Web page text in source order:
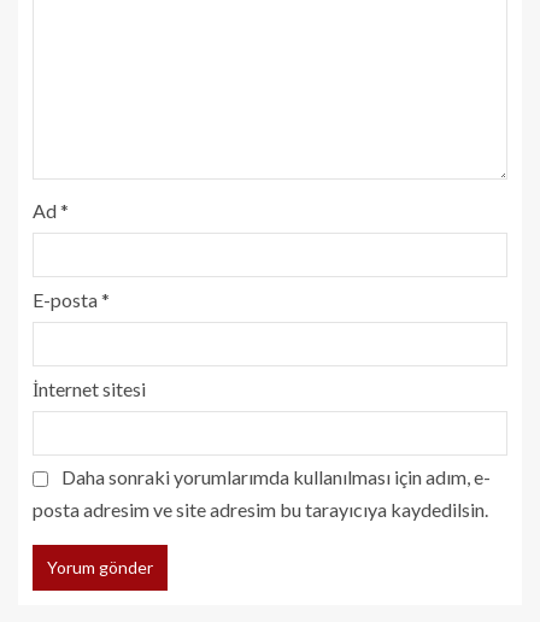
Ad*
E-posta*
İnternet sitesi
Daha sonraki yorumlarımda kullanılması için adım, e-
posta adresim ve site adresim bu tarayıcıya kaydedilsin.